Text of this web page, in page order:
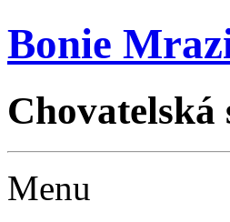
Bonie
Menu